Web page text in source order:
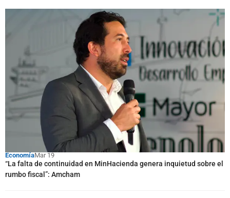
EconomíaMar 19
“La falta de continuidad en MinHacienda genera inquietud sobre el
rumbo fiscal”: Amcham